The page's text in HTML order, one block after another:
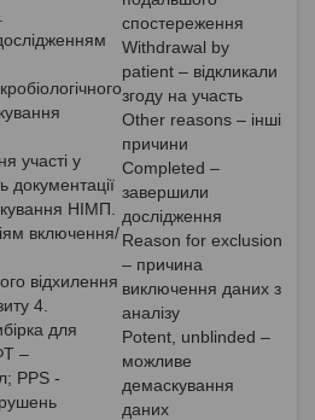
участі у
документації
НІМП.
включення/
відхилення
4.
для
–
PPS -
спостереження
Withdrawal by
patient – відкликали
згоду на участь
Other reasons – інші
причини
Completed –
завершили
дослідження
Reason for exclusion
– причина
виключення даних з
аналізу
Potent, unblinded –
можливе
демаскування
даних